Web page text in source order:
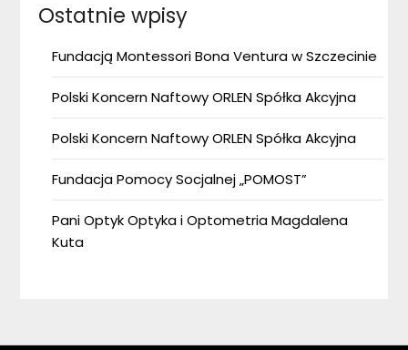
Ostatnie wpisy
Fundacją Montessori Bona Ventura w Szczecinie
Polski Koncern Naftowy ORLEN Spółka Akcyjna
Polski Koncern Naftowy ORLEN Spółka Akcyjna
Fundacja Pomocy Socjalnej „POMOST”
Pani Optyk Optyka i Optometria Magdalena
Kuta